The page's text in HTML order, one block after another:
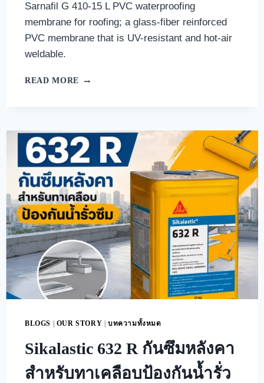
Sarnafil G 410-15 L PVC waterproofing
membrane for roofing; a glass-fiber reinforced
PVC membrane that is UV-resistant and hot-air
weldable.
READ MORE
BLOGS | OUR STORY | บทความทั้งหมด
Sikalastic 632 R กันซึมหลังคา
สำหรับทาเคลือบป้องกันน้ำรั่ว